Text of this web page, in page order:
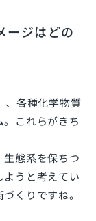
ージはどの
、各種化学物質
これらがきち
態系を保ちつ
うと考えてい
くりですね。